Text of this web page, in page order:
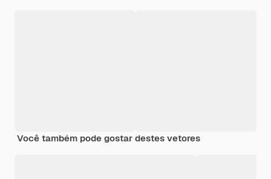
Você também pode gostar destes vetores